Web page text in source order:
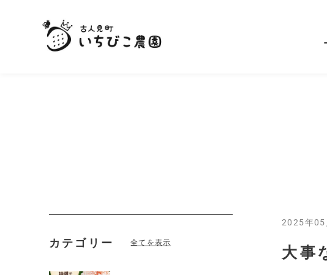
2025年05
大事
カテゴリー 全てを表示